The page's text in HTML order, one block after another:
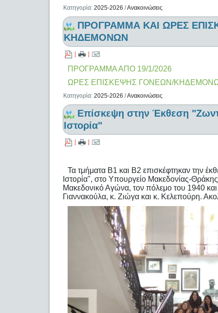
Κατηγορία:2025-2026 /Ανακοινώσεις
ΠΡΟΓΡΑΜΜΑ ΚΑΙ ΩΡΕΣ
ΚΗΔΕΜΟΝΩΝ
ΠΡΟΓΡΑΜΜΑ ΑΠΟ 19/1/2026
ΩΡΕΣ ΕΠΙΣΚΕΨΗΣ ΓΟΝΕΩΝ/
Κατηγορία:2025-2026 /Ανακοινώσεις
Επίσκεψη στην Έκθεση
Ιστορία"
| |
Τα τμήματα Β1 και Β2 επισκέφτηκαν την
Ιστορία", στο Υπουργείο Μακεδονίας-
Μακεδονικό Αγώνα, τον πόλεμο του 1940
Γιαννακούλα, κ. Ζιώγα και κ. Κελεπούρη.